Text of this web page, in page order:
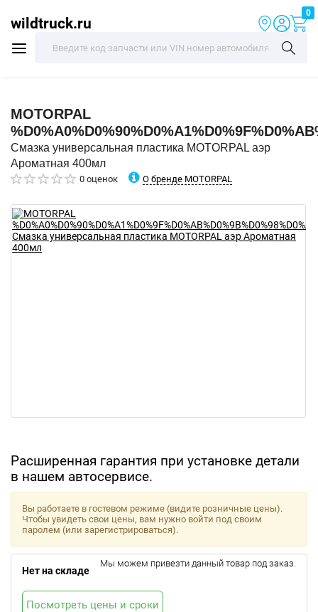
wildtruck.ru
0
MOTORPAL
Смазка универсальная пластика MOTORPAL аэр
Ароматная 400мл
0 оценок О бренде MOTORPAL
Расширенная гарантия при установке детали
в нашем автосервисе.
Вы работаете в гостевом режиме (видите розничные цены).
Чтобы увидеть свои цены, вам нужно войти под своим
паролем (или зарегистрироваться).
Нет на складе
Мы можем привезти данный товар под заказ.
Посмотреть цены и сроки